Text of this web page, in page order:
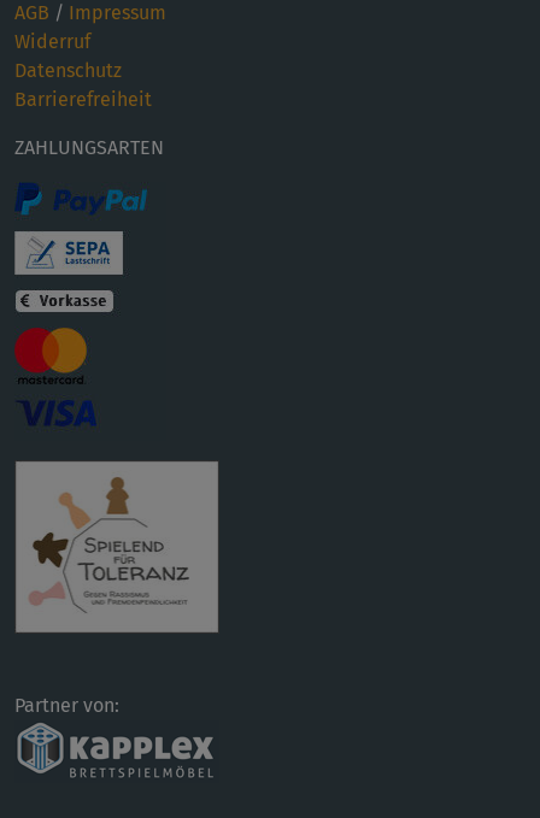
AGB / Impressum
Widerruf
Datenschutz
Barrierefreiheit
ZAHLUNGSARTEN
Partner von: